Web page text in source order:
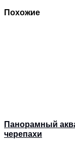
Похожие
Панорамный
черепахи